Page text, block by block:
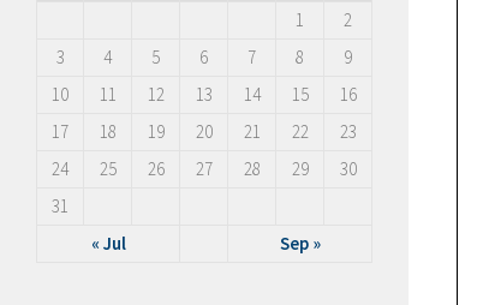
1
2
3
4 5 6 7 8
9
10
11 12 13 14 15
16
17
18 19 20 21 22
23
24
25 26 27 28 29
30
31
« Jul
Sep »